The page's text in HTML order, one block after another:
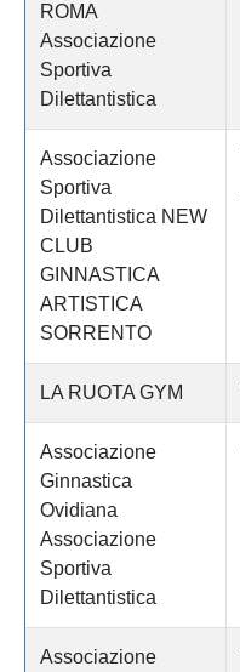
ROMA
Associazione
Sportiva
Dilettantistica
Associazione
Sportiva
Dilettantistica NEW
CLUB
GINNASTICA
ARTISTICA
SORRENTO
LA RUOTA GYM
Associazione
Ginnastica
Ovidiana
Associazione
Sportiva
Dilettantistica
Associazione